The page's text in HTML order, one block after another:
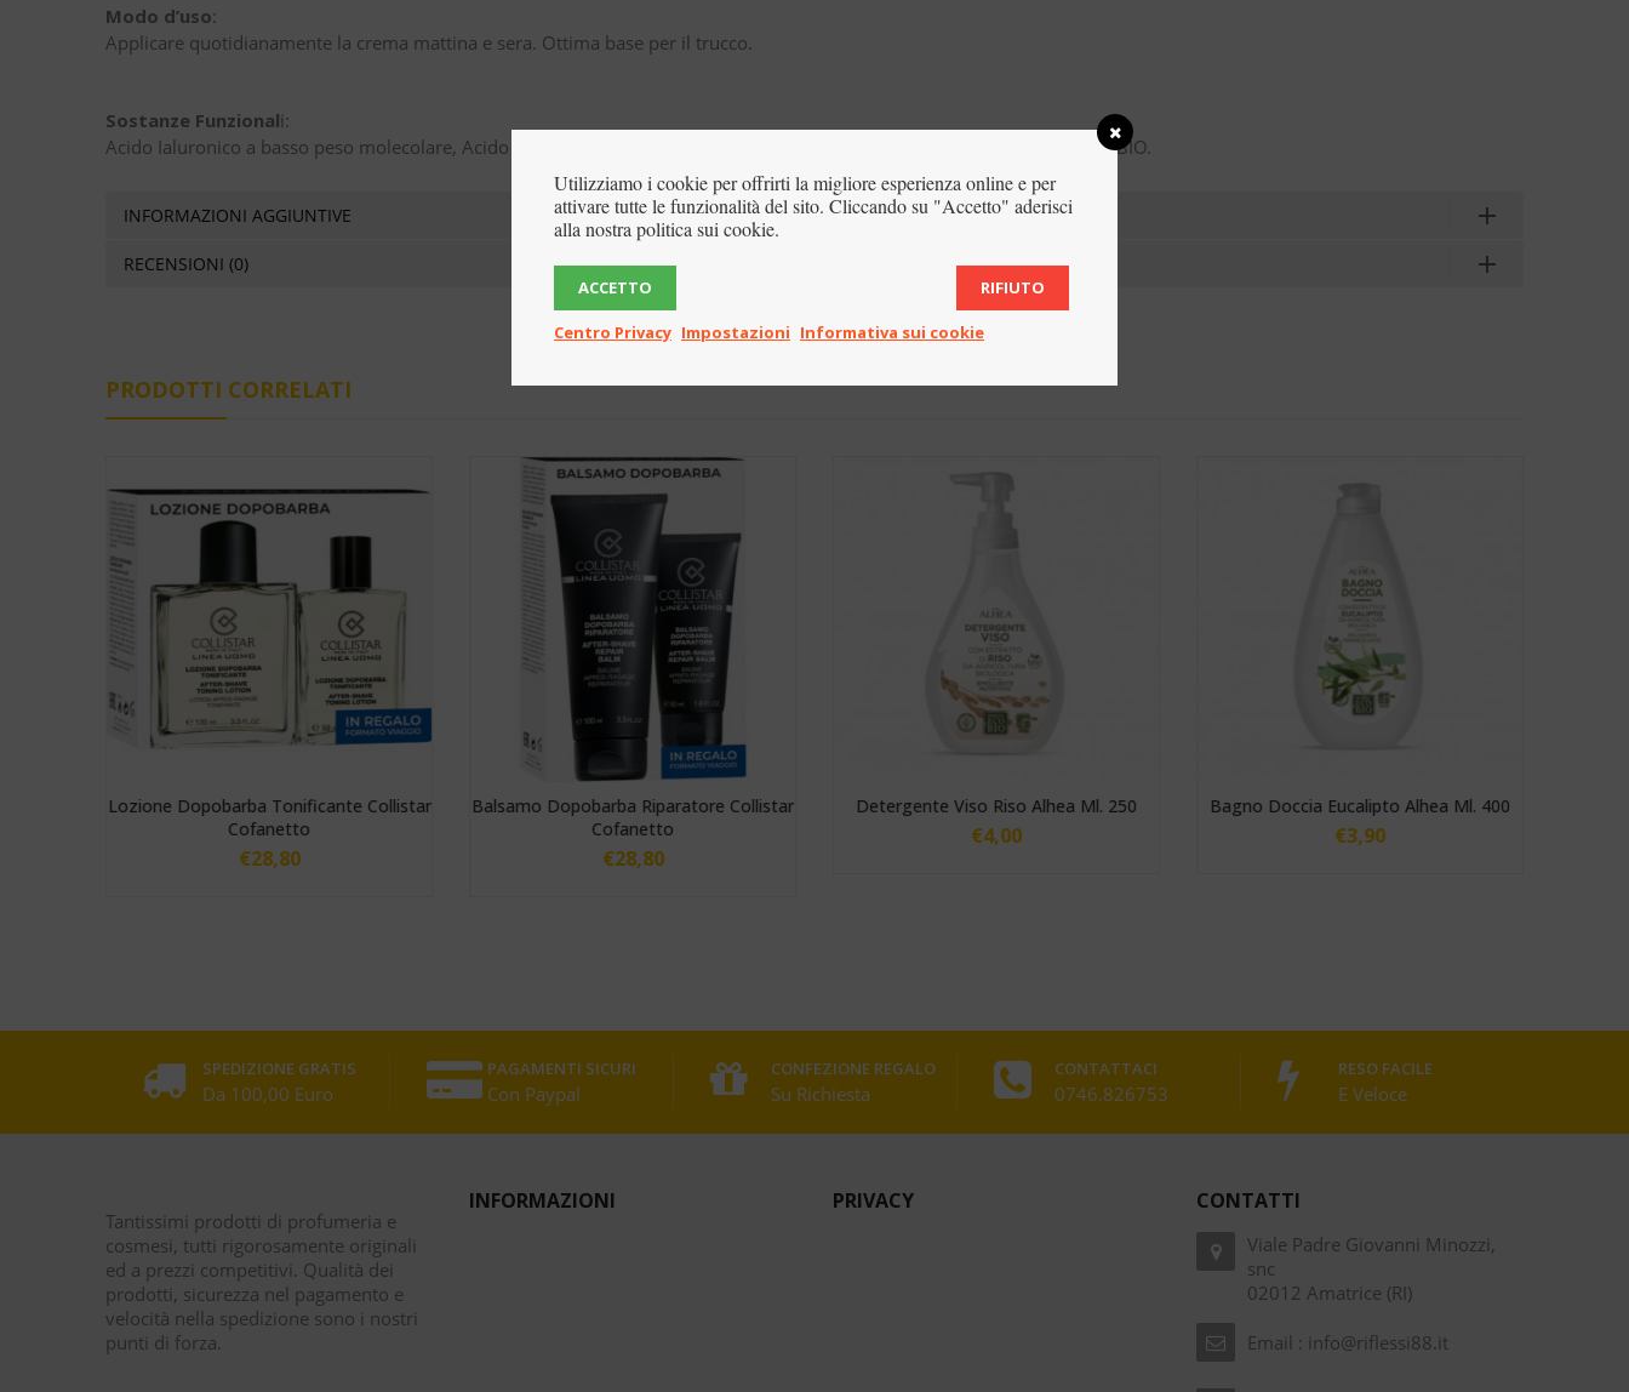
Modo d’uso:
Applicare quotidianamente la crema mattina e sera. Ottima base per il trucco.
Sostanze Funzionali:
Acido Ialuronico a basso peso molecolare, Acido Ialuronico ad alto peso molecolare, Estratto di Lupino, Olio di Mandorla BIO.
INFORMAZIONI AGGIUNTIVE
RECENSIONI (0)
PRODOTTI CORRELATI
Lozione Dopobarba Tonificante Collistar
Cofanetto
€28,80
Balsamo Dopobarba Riparatore Collistar
Cofanetto
€28,80
Detergente Viso Riso Alhea Ml. 250
€4,00
Bagno Doccia Eucalipto Alhea Ml. 400
€3,90
SPEDIZIONE GRATIS
Da 100,00 Euro
PAGAMENTI SICURI
Con Paypal
CONFEZIONE REGALO
Su Richiesta
CONTATTACI
0746.826753
RESO FACILE
E Veloce
Tantissimi prodotti di profumeria e
cosmesi, tutti rigorosamente originali
ed a prezzi competitivi. Qualità dei
prodotti, sicurezza nel pagamento e
velocità nella spedizione sono i nostri
punti di forza.
INFORMAZIONI PRIVACY CONTATTI
Viale Padre Giovanni Minozzi,
snc
02012 Amatrice (RI)
Email : info@riflessi88.it
Utilizziamo i cookie per offrirti la migliore esperienza online e per
attivare tutte le funzionalità del sito. Cliccando su "Accetto" aderisci
alla nostra politica sui cookie.
ACCETTO RIFIUTO
Centro Privacy Impostazioni Informativa sui cookie